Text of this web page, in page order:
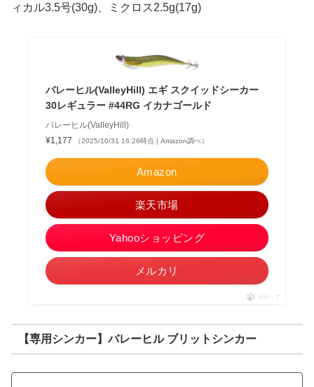
ィカル3.5号(30g)、ミクロス2.5g(17g)
バレーヒル(ValleyHill) エギ スクイッドシーカー
30レギュラー #44RG イカナゴールド
バレーヒル(ValleyHill)
¥1,177
（2025/10/31 16:26時点 | Amazon調べ）
Amazon
楽天市場
Yahooショッピング
メルカリ
ポチップ
【専用シンカー】バレーヒル ブリットシンカー